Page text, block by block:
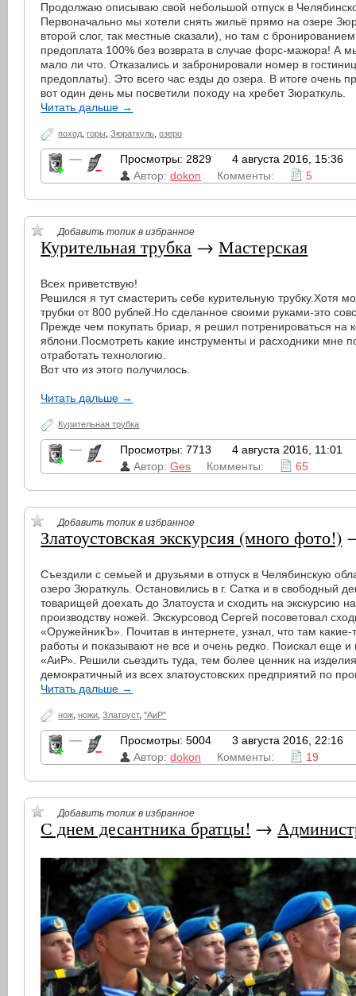
Продолжаю описываю свой небольшой отпуск в
Первоначально мы хотели снять жильё прямо на озере
второй слог, так местные сказали), но там с
предоплата 100% без возврата в случае форс-мажора! А
мало ли что. Отказались и забронировали номер в
предоплаты). Это всего час езды до озера. В итоге очень
вот один день мы посветили походу на хребет Зюраткуль.
Читать дальше →
поход ,горы ,Зюраткуль ,озеро
— Просмотры: 2829
4 августа 2016, 15:36
Автор:dokon Комменты: 5
Добавить топик в избранное
Курительная трубка →Мастерская
Всех приветствую!
Решился я тут смастерить себе курительную трубку.Хотя
трубки от 800 рублей.Но сделанное своими руками-это
Прежде чем покупать бриар, я решил потренироваться на
яблони.Посмотреть какие инструменты и расходники мне
отработать технологию.
Вот что из этого получилось.
Читать дальше →
Курительная трубка
— Просмотры: 7713
4 августа 2016, 11:01
Автор:Ges Комменты: 65
Добавить топик в избранное
Златоустовская экскурсия (много фото!)
Съездили с семьей и друзьями в отпуск в Челябинскую
озеро Зюраткуль. Остановились в г. Сатка и в свободный
товарищей доехать до Златоуста и сходить на экскурсию
производству ножей. Экскурсовод Сергей посоветовал
«ОружейникЪ». Почитав в интернете, узнал, что там
работы и показывают не все и очень редко. Поискал еще
«АиР». Решили сьездить туда, тем более ценник на
демократичный из всех златоустовских предприятий по
Читать дальше →
нож ,ножи ,Златоуст,"АиР"
— Просмотры: 5004
3 августа 2016, 22:16
Автор:dokon Комменты: 19
Добавить топик в избранное
С днем десантника братцы! →